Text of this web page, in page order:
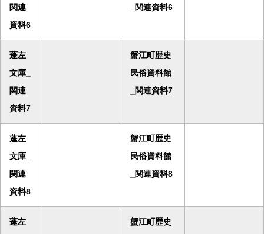
関連
資料6
_関連資料6
蓬左
文庫_
関連
資料7
蟹江町歴史
民俗資料館
_関連資料7
蓬左
文庫_
関連
資料8
蟹江町歴史
民俗資料館
_関連資料8
蓬左
蟹江町歴史